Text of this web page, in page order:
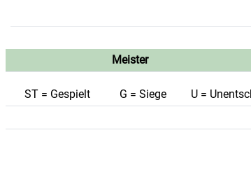
Meister
ST = Gespielt G = Siege U =